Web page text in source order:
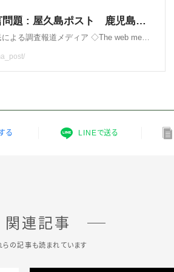
る LINEで送る
関連記事
らの記事も読まれています